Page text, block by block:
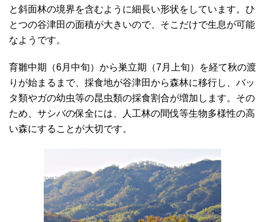
と斜面林の境界を含むように細長い形状をしています。ひ
とつの谷津田の面積が大きいので、そこだけで生息が可能
なようです。
育雛中期（6月中旬）から巣立期（7月上旬）を経て秋の渡
りが始まるまで、採食地が谷津田から森林に移行し、バッ
タ類やガの幼虫等の昆虫類の採食割合が増加します。その
ため、サシバの保全には、人工林の間伐等生物多様性の高
い森にすることが大切です。